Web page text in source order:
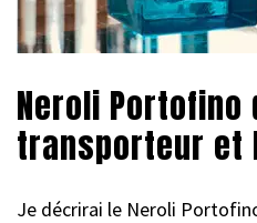
Neroli Portofino
transporteur et
Je décrirai le Neroli